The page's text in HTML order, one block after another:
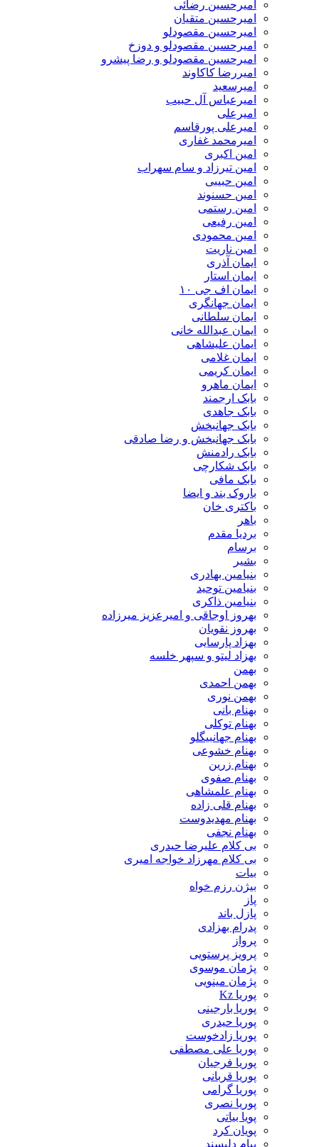
امیرحسین رضائی
امیرحسین متقیان
امیرحسین مقصودلو
امیرحسین مقصودلو و دوزخ
امیرحسین مقصودلو و رضا پیشرو
امیررضا کاکاوند
امیرسعید
امیرعباس آل حبیب
امیرعلی
امیرعلی پورقاسم
امیرمحمد غفاری
امین اکبری
امین تیرزاد و سام سهراب
امین حبیبی
امین حسنوند
امین رستمی
امین رفیعی
امین محمودی
امین ناریت
ایمان آذری
ایمان استار
ایمان اف جی ۱۰
ایمان جهانگری
ایمان سلطانی
ایمان عبدالله خانی
ایمان علیشاهی
ایمان غلامی
ایمان کریمی
ایمان ماهرو
بابک ارجمند
بابک جاهدی
بابک جهانبخش
بابک جهانبخش و رضا صادقی
بابک رادمنش
بابک شکارچی
بابک مافی
باروک بند و ایضا
باکتری خان
باهر
بردیا مقدم
برسام
بشیر
بنیامین بهادری
بنیامین توحید
بنیامین ذاکری
بهروز اوجاقی و امیرعزیز میرزاده
بهروز نقویان
بهزاد پارسایی
بهزاد لیتو و سپهر خلسه
بهمن
بهمن احمدی
بهمن نوری
بهنام بانی
بهنام توکلی
بهنام جهانبیگلو
بهنام خشوعی
بهنام زرین
بهنام صفوی
بهنام علمشاهی
بهنام قلی زاده
بهنام مهدیدوست
بهنام نجفی
بی کلام علیرضا حیدری
بی کلام مهرزاد خواجه امیری
بیات
بیژن رزم خواه
پاز
پازل باند
پدرام بهزادی
پرواز
پرویز پرستویی
پژمان موسوی
پژمان مینویی
پوریا Kz
پوریا بارجینی
پوریا حیدری
پوریا زادخوست
پوریا علی مصطفی
پوریا فرجیان
پوریا قربانی
پوریا گرامی
پوریا نصری
پویا بیاتی
پویان کرد
پیام دلپسند